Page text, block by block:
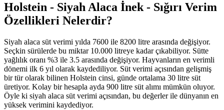
Holstein - Siyah Alaca İnek - Sığırı Verim
Özellikleri Nelerdir?
Siyah alaca süt verimi yılda 7600 ile 8200 litre arasında değişiyor.
Seçkin sürülerde bu miktar 10.000 litreye kadar çıkabiliyor. Sütte
yağlılık oranı %3 ile 3.5 arasında değişiyor. Hayvanların en verimli
dönemi ilk 6 yıl olarak kaydediliyor. Süt verimi açısından gelişmiş
bir tür olarak bilinen Holstein cinsi, günde ortalama 30 litre süt
üretiyor. Kolay bir hesapla ayda 900 litre süt alımı mümkün oluyor.
Öyle ki siyah alaca süt verimi açısından, bu değerler ile dünyanın en
yüksek verimini kaydediyor.